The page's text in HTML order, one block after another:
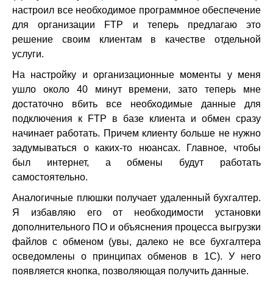
настроил все необходимое программное обеспечение
для организации FTP и теперь предлагаю это
решение своим клиентам в качестве отдельной
услуги.
На настройку и организационные моменты у меня
ушло около 40 минут времени, зато теперь мне
достаточно вбить все необходимые данные для
подключения к FTP в базе клиента и обмен сразу
начинает работать. Причем клиенту больше не нужно
задумываться о каких-то нюансах. Главное, чтобы
был интернет, а обмены будут работать
самостоятельно.
Аналогичные плюшки получает удаленный бухгалтер.
Я избавляю его от необходимости установки
дополнительного ПО и объяснения процесса выгрузки
файлов с обменом (увы, далеко не все бухгалтера
осведомлены о принципах обменов в 1С). У него
появляется кнопка, позволяющая получить данные.